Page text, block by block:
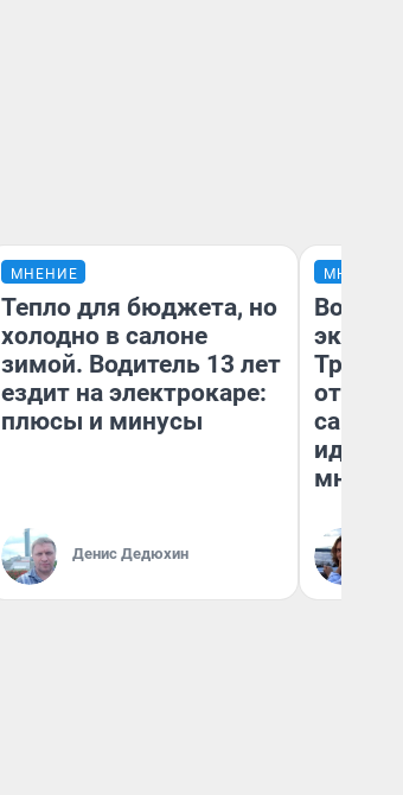
МНЕНИЕ
Тепло для бюджета, но
холодно в салоне
зимой. Водитель 13 лет
ездит на электрокаре:
плюсы и минусы
Денис Дедюхин
МНЕНИЕ
Волга: